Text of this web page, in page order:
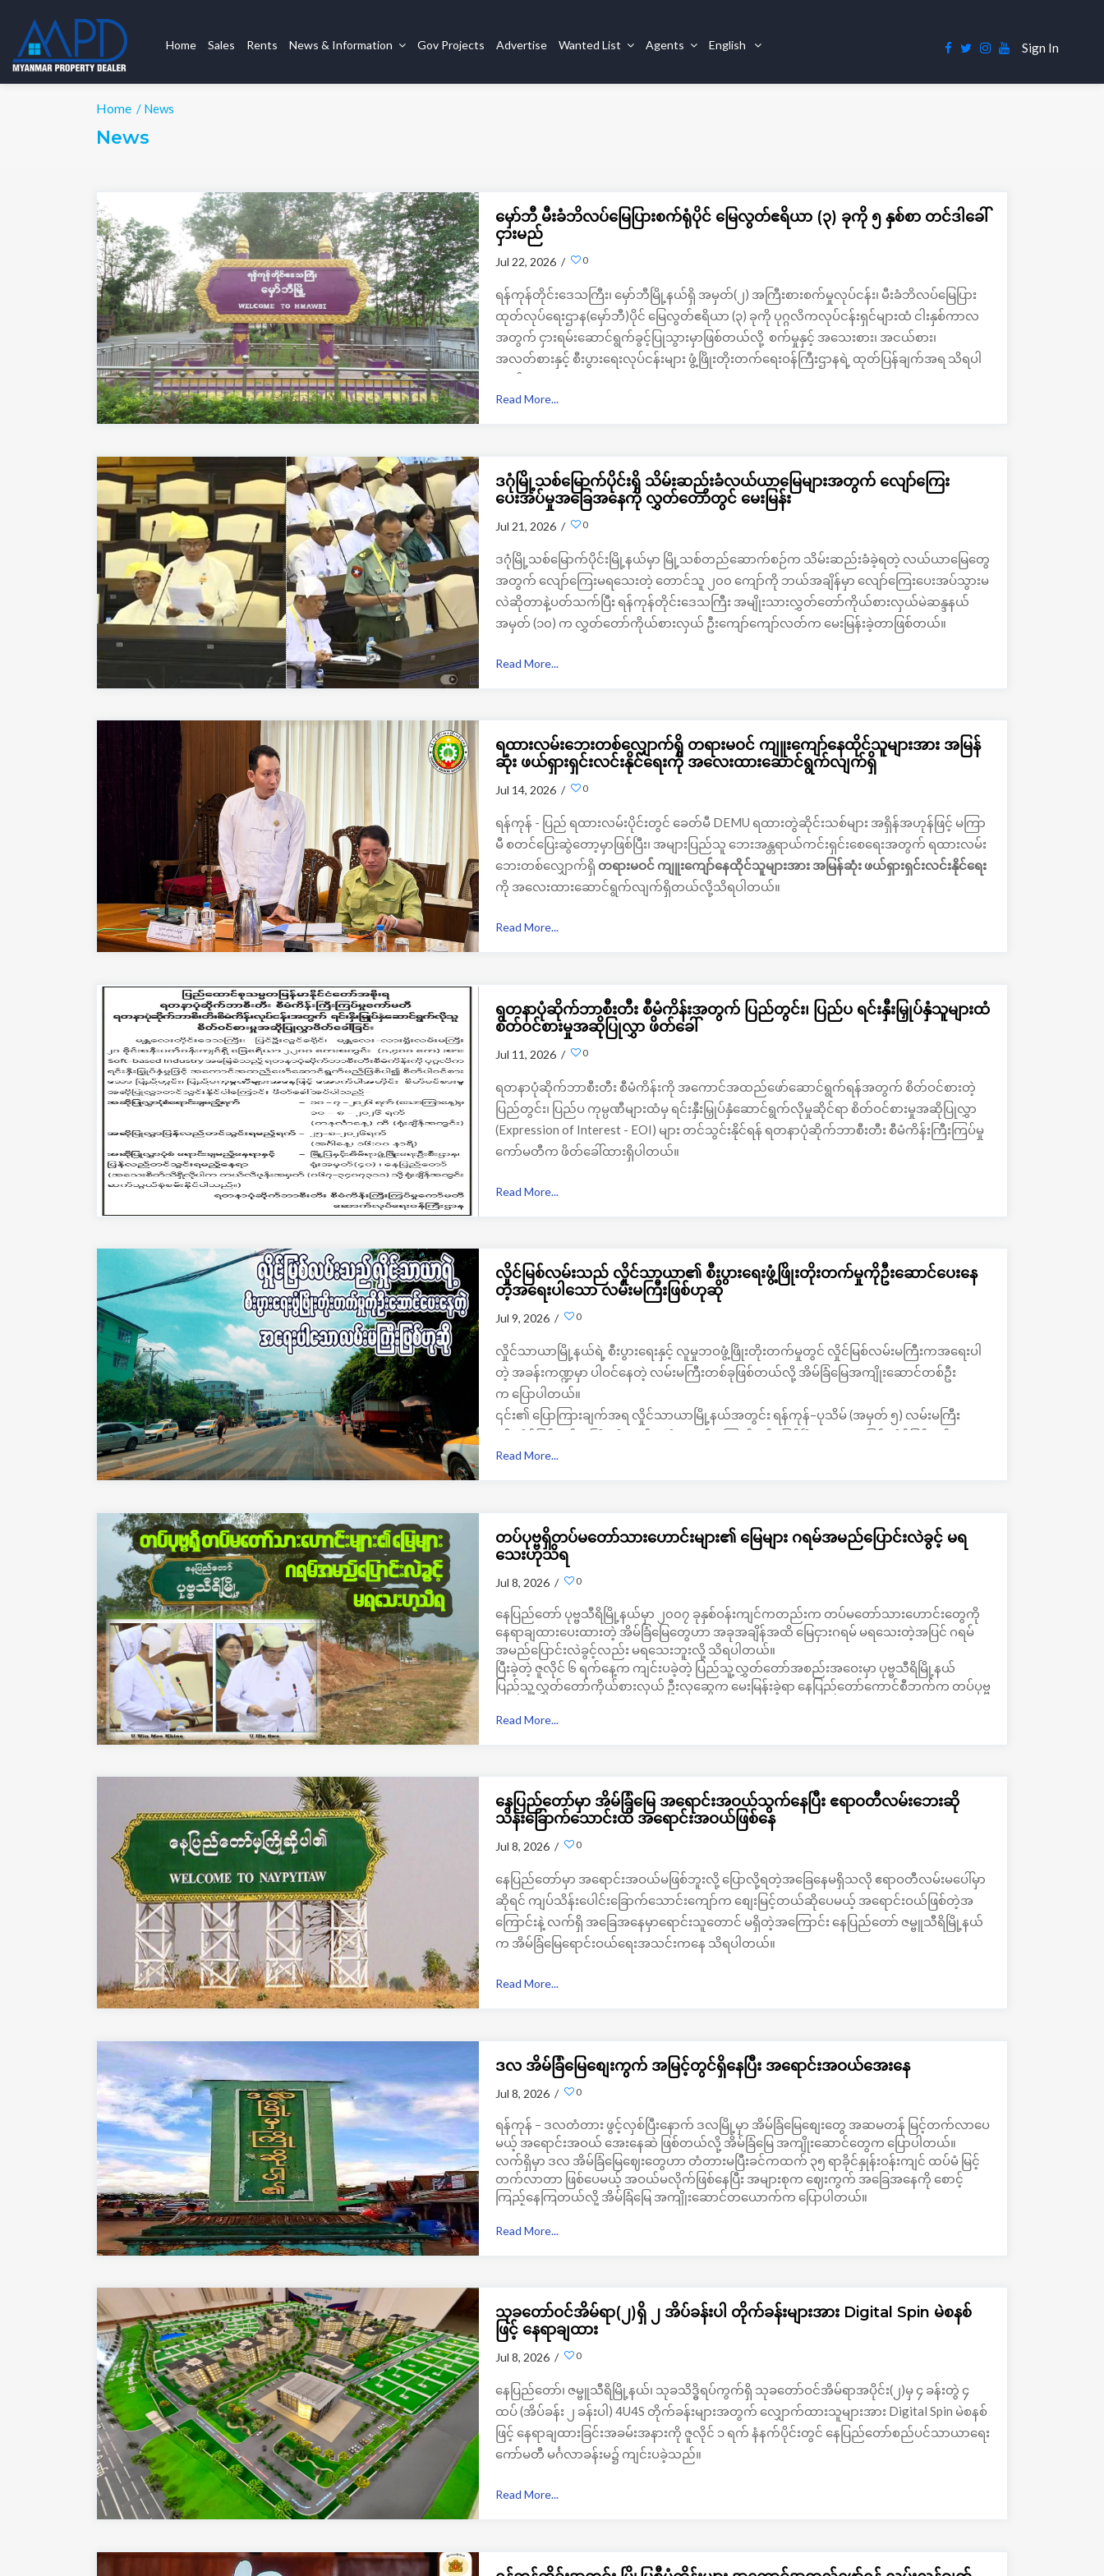
Home Sales Rents News & Information Gov Projects Advertise Wanted List Agents English Sign In
Home / News
News
မှော်ဘီ မီးခံဘိလပ်မြေပြားစက်ရုံပိုင် မြေလွတ်ဧရိယာ (၃) ခုကို ၅ နှစ်စာ တင်ဒါခေါ်
ငှားမည်
Jul 22, 2026 / 0
ရန်ကုန်တိုင်းဒေသကြီး၊ မှော်ဘီမြို့နယ်ရှိ အမှတ်(၂) အကြီးစားစက်မှုလုပ်ငန်း၊ မီးခံဘိလပ်မြေပြား
ထုတ်လုပ်ရေးဌာန(မှော်ဘီ)ပိုင် မြေလွတ်ဧရိယာ (၃) ခုကို ပုဂ္ဂလိကလုပ်ငန်းရှင်များထံ ငါးနှစ်ကာလ
အတွက် ငှားရမ်းဆောင်ရွက်ခွင့်ပြုသွားမှာဖြစ်တယ်လို့ စက်မှုနှင့် အသေးစား၊ အငယ်စား၊
အလတ်စားနှင့် စီးပွားရေးလုပ်ငန်းများ ဖွံ့ဖြိုးတိုးတက်ရေးဝန်ကြီးဌာနရဲ့ ထုတ်ပြန်ချက်အရ သိရပါ
Read More...
ဒဂုံမြို့သစ်မြောက်ပိုင်းရှိ သိမ်းဆည်းခံလယ်ယာမြေများအတွက် လျော်ကြေး
ပေးအပ်မှုအခြေအနေကို လွှတ်တော်တွင် မေးမြန်း
Jul 21, 2026 / 0
ဒဂုံမြို့သစ်မြောက်ပိုင်းမြို့နယ်မှာ မြို့သစ်တည်ဆောက်စဉ်က သိမ်းဆည်းခံခဲ့ရတဲ့ လယ်ယာမြေတွေ
အတွက် လျော်ကြေးမရသေးတဲ့ တောင်သူ ၂၀၀ ကျော်ကို ဘယ်အချိန်မှာ လျော်ကြေးပေးအပ်သွားမ
လဲဆိုတာနဲ့ပတ်သက်ပြီး ရန်ကုန်တိုင်းဒေသကြီး အမျိုးသားလွှတ်တော်ကိုယ်စားလှယ်မဲဆန္ဒနယ်
အမှတ် (၁၀) က လွှတ်တော်ကိုယ်စားလှယ် ဦးကျော်ကျော်လတ်က မေးမြန်းခဲ့တာဖြစ်တယ်။
Read More...
ရထားလမ်းဘေးတစ်လျှောက်ရှိ တရားမဝင် ကျူးကျော်နေထိုင်သူများအား အမြန်
ဆုံး ဖယ်ရှားရှင်းလင်းနိုင်ရေးကို အလေးထားဆောင်ရွက်လျက်ရှိ
Jul 14, 2026 / 0
ရန်ကုန် - ပြည် ရထားလမ်းပိုင်းတွင် ခေတ်မီ DEMU ရထားတွဲဆိုင်းသစ်များ အရှိန်အဟုန်ဖြင့် မကြာ
မီ စတင်ပြေးဆွဲတော့မှာဖြစ်ပြီး၊ အများပြည်သူ ဘေးအန္တရာယ်ကင်းရှင်းစေရေးအတွက် ရထားလမ်း
ဘေးတစ်လျှောက်ရှိ တရားမဝင် ကျူးကျော်နေထိုင်သူများအား အမြန်ဆုံး ဖယ်ရှားရှင်းလင်းနိုင်ရေး
ကို အလေးထားဆောင်ရွက်လျက်ရှိတယ်လို့သိရပါတယ်။
Read More...
ရတနာပုံဆိုက်ဘာစီးတီး စီမံကိန်းအတွက် ပြည်တွင်း၊ ပြည်ပ ရင်းနှီးမြှုပ်နှံသူများထံ
စိတ်ဝင်စားမှုအဆိုပြုလွှာ ဖိတ်ခေါ်
Jul 11, 2026 / 0
ရတနာပုံဆိုက်ဘာစီးတီး စီမံကိန်းကို အကောင်အထည်ဖော်ဆောင်ရွက်ရန်အတွက် စိတ်ဝင်စားတဲ့
ပြည်တွင်း၊ ပြည်ပ ကုမ္ပဏီများထံမှ ရင်းနှီးမြှုပ်နှံဆောင်ရွက်လိုမှုဆိုင်ရာ စိတ်ဝင်စားမှုအဆိုပြုလွှာ
(Expression of Interest - EOI) များ တင်သွင်းနိုင်ရန် ရတနာပုံဆိုက်ဘာစီးတီး စီမံကိန်းကြီးကြပ်မှု
ကော်မတီက ဖိတ်ခေါ်ထားရှိပါတယ်။
Read More...
လှိုင်မြစ်လမ်းသည် လှိုင်သာယာ၏ စီးပွားရေးဖွံ့ဖြိုးတိုးတက်မှုကိုဦးဆောင်ပေးနေ
တဲ့အရေးပါသော လမ်းမကြီးဖြစ်ဟုဆို
Jul 9, 2026 / 0
လှိုင်သာယာမြို့နယ်ရဲ့ စီးပွားရေးနှင့် လူမှုဘဝဖွံ့ဖြိုးတိုးတက်မှုတွင် လှိုင်မြစ်လမ်းမကြီးကအရေးပါ
တဲ့ အခန်းကဏ္ဍမှာ ပါဝင်နေတဲ့ လမ်းမကြီးတစ်ခုဖြစ်တယ်လို့ အိမ်ခြံမြေအကျိုးဆောင်တစ်ဦး
က ပြောပါတယ်။
၎င်း၏ ပြောကြားချက်အရ လှိုင်သာယာမြို့နယ်အတွင်း ရန်ကုန်–ပုသိမ် (အမှတ် ၅) လမ်းမကြီး
တစ်လျှောက်တွင် စီးပွားရေးလုပ်ငန်းများနှင့် လူနေထိုင်မှုများ အရှိန်အဟုန်ဖြင့် ဖွံ့ဖြိုးလာနေတယ်လို့
Read More...
တပ်ပုဗ္ဗရှိတပ်မတော်သားဟောင်းများ၏ မြေများ ဂရမ်အမည်ပြောင်းလဲခွင့် မရ
သေးဟုသိရ
Jul 8, 2026 / 0
နေပြည်တော် ပုဗ္ဗသီရိမြို့နယ်မှာ ၂၀၀၇ ခုနှစ်ဝန်းကျင်ကတည်းက တပ်မတော်သားဟောင်းတွေကို
နေရာချထားပေးထားတဲ့ အိမ်ခြံမြေတွေဟာ အခုအချိန်အထိ မြေငှားဂရမ် မရသေးတဲ့အပြင် ဂရမ်
အမည်ပြောင်းလဲခွင့်လည်း မရသေးဘူးလို့ သိရပါတယ်။
ပြီးခဲ့တဲ့ ဇူလိုင် ၆ ရက်နေ့က ကျင်းပခဲ့တဲ့ ပြည်သူ့လွှတ်တော်အစည်းအဝေးမှာ ပုဗ္ဗသီရိမြို့နယ်
ပြည်သူ့လွှတ်တော်ကိုယ်စားလှယ် ဦးလှဆွေက မေးမြန်းခဲ့ရာ နေပြည်တော်ကောင်စီဘက်က တပ်ပုဗ္ဗ
ဖြေကြားခဲ့ပါတယ်။
Read More...
နေပြည်တော်မှာ အိမ်ခြံ​မြေ အရောင်းအဝယ်သွက်​နေပြီး ဧရာဝတီလမ်း​ဘေးဆို
သိန်းခြောက်သောင်းထိ အရောင်းအဝယ်ဖြစ်နေ
Jul 8, 2026 / 0
နေပြည်တော်မှာ အရောင်းအဝယ်မဖြစ်ဘူးလို့ ပြောလို့ရတဲ့အခြေနေမရှိသလို ဧရာဝတီလမ်းမပေါ်မှာ
ဆိုရင် ကျပ်သိန်းပေါင်းခြောက်သောင်းကျော်က စျေးမြင့်တယ်ဆိုပေမယ့် အရောင်းဝယ်ဖြစ်တဲ့အ​
ကြောင်းနဲ့ လက်ရှိ အခြေအနေမှာရောင်းသူတောင် မရှိတဲ့အကြောင်း နေပြည်တော် ဇမ္ဗူသီရိမြို့နယ်
က အိမ်ခြံမြေ​ရောင်းဝယ်​ရေးအသင်းကနေ သိရပါတယ်။
Read More...
ဒလ အိမ်ခြံမြေစျေးကွက် အမြင့်တွင်ရှိနေပြီး အရောင်းအဝယ်အေးနေ
Jul 8, 2026 / 0
ရန်ကုန် – ဒလတံတား ဖွင့်လှစ်ပြီးနောက် ဒလမြို့မှာ အိမ်ခြံမြေစျေးတွေ အဆမတန် မြင့်တက်လာပေ
မယ့် အရောင်းအဝယ် အေးနေဆဲ ဖြစ်တယ်လို့ အိမ်ခြံမြေ အကျိုးဆောင်တွေက ပြောပါတယ်။
လက်ရှိမှာ ဒလ အိမ်ခြံမြေဈေးတွေဟာ တံတားမပြီးခင်ကထက် ၃၅ ရာခိုင်နှုန်းဝန်းကျင် ထပ်မံ မြင့်
တက်လာတာ ဖြစ်ပေမယ့် အဝယ်မလိုက်ဖြစ်နေပြီး အများစုက ဈေးကွက် အခြေအနေကို စောင့်
ကြည့်နေကြတယ်လို့ အိမ်ခြံမြေ အကျိုးဆောင်တယောက်က ပြောပါတယ်။
Read More...
သုခတော်ဝင်အိမ်ရာ(၂)ရှိ ၂ အိပ်ခန်းပါ တိုက်ခန်းများအား Digital Spin မဲစနစ်
ဖြင့် နေရာချထား
Jul 8, 2026 / 0
နေပြည်တော်၊ ဇမ္ဗူသီရိမြို့နယ်၊ သုခသိဒ္ဓိရပ်ကွက်ရှိ သုခတော်ဝင်အိမ်ရာအပိုင်း(၂)မှ ၄ ခန်းတွဲ ၄
ထပ် (အိပ်ခန်း ၂ ခန်းပါ) 4U4S တိုက်ခန်းများအတွက် လျှောက်ထားသူများအား Digital Spin မဲစနစ်
ဖြင့် နေရာချထားခြင်းအခမ်းအနားကို ဇူလိုင် ၁ ရက် နံနက်ပိုင်းတွင် နေပြည်တော်စည်ပင်သာယာရေး
ကော်မတီ မင်္ဂလာခန်းမ၌ ကျင်းပခဲ့သည်။
Read More...